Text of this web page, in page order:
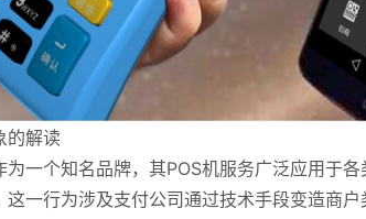
的解读
一个知名品牌，其POS机服务广泛应用于
这一行为涉及支付公司通过技术手段变造商